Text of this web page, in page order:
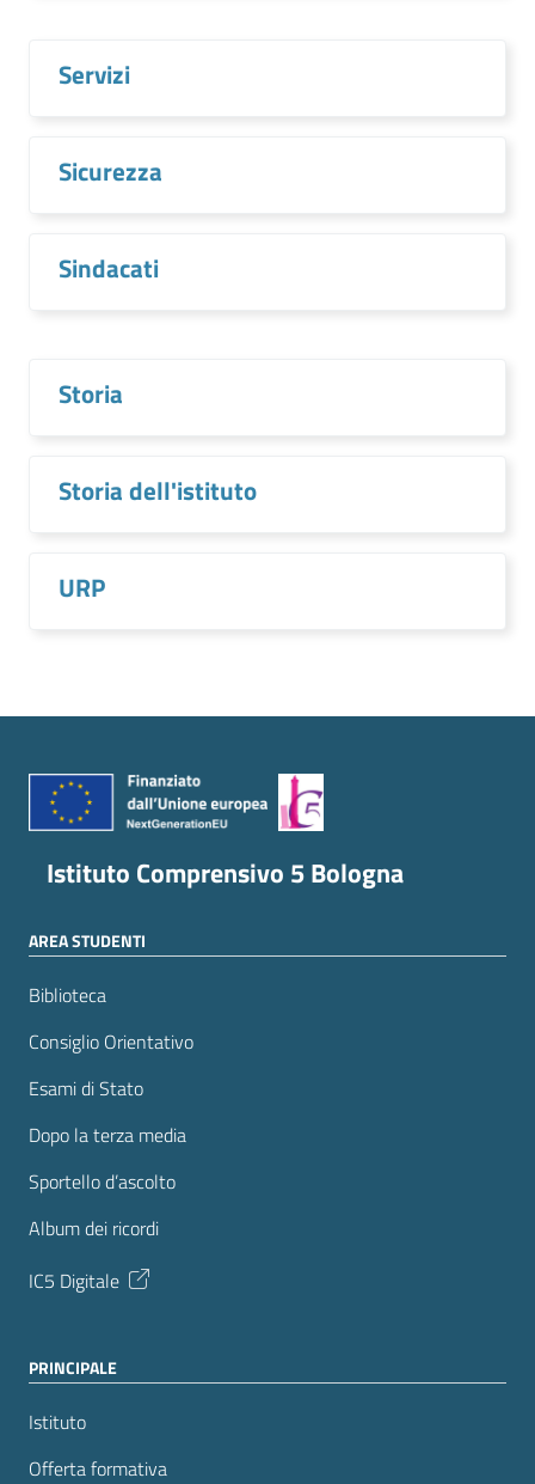
Servizi
Sicurezza
Sindacati
Storia
Storia dell'istituto
URP
Istituto Comprensivo 5 Bologna
AREA STUDENTI
Biblioteca
Consiglio Orientativo
Esami di Stato
Dopo la terza media
Sportello d’ascolto
Album dei ricordi
IC5 Digitale
PRINCIPALE
Istituto
Offerta formativa